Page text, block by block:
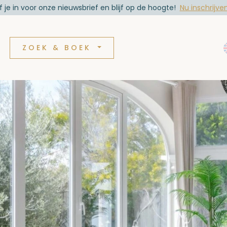
je in voor onze nieuwsbrief en blijf op de hoogte! Nu
ZOEK & BOEK